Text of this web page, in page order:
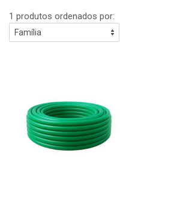
1 produtos ordenados por: